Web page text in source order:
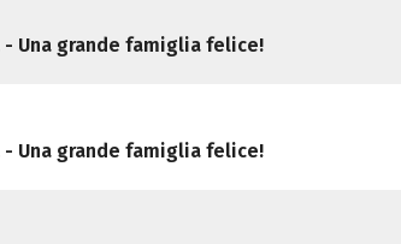
- Una grande famiglia felice!
- Una grande famiglia felice!